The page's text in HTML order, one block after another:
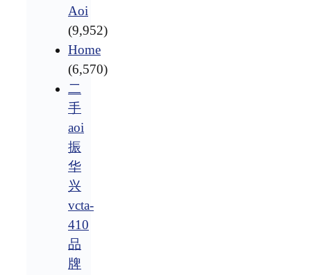
Aoi
(9,952)
Home
(6,570)
二
手
aoi
振
华
兴
vcta-
410
品
牌